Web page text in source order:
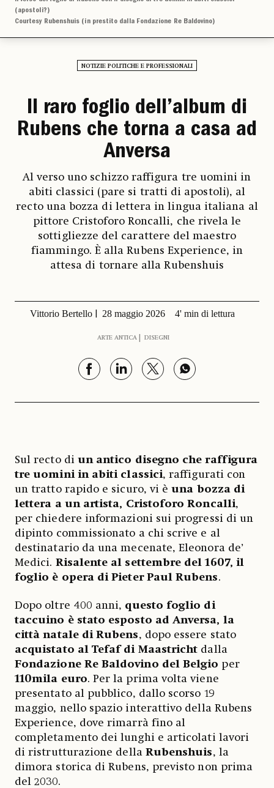
(apostoli?)
Courtesy Rubenshuis (in prestito dalla Fondazione Re Baldovino)
NOTIZIE POLITICHE E PROFESSIONALI
Il raro foglio dell’album di
Rubens che torna a casa ad
Anversa
Al verso uno schizzo raffigura tre uomini in
abiti classici (pare si tratti di apostoli), al
recto una bozza di lettera in lingua italiana al
pittore Cristoforo Roncalli, che rivela le
sottigliezze del carattere del maestro
fiammingo. È alla Rubens Experience, in
attesa di tornare alla Rubenshuis
Vittorio Bertello 28 maggio 2026 4' min di lettura
ARTE ANTICA DISEGNI
Sul recto di un antico disegno che raffigura
tre uomini in abiti classici, raffigurati con
un tratto rapido e sicuro, vi èuna bozza di
lettera a un artista, Cristoforo Roncalli,
per chiedere informazioni sui progressi di un
dipinto commissionato a chi scrive e al
destinatario da una mecenate, Eleonora de’
Medici. Risalente al settembre del 1607, il
foglio è opera di Pieter Paul Rubens.
Dopo oltre 400 anni, questo foglio di
taccuino è stato esposto ad Anversa, la
città natale di Rubens, dopo essere stato
acquistato al Tefaf di Maastricht dalla
Fondazione Re Baldovino del Belgio per
110mila euro. Per la prima volta viene
presentato al pubblico, dallo scorso 19
maggio, nello spazio interattivo della Rubens
Experience, dove rimarrà fino al
completamento dei lunghi e articolati lavori
di ristrutturazione della Rubenshuis, la
dimora storica di Rubens, previsto non prima
del 2030.